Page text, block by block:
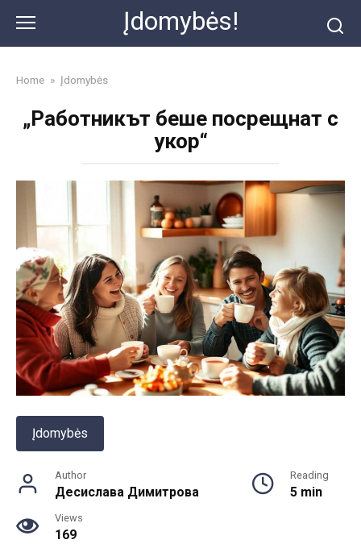
content
Įdomybės!
Home » Įdomybės
„Работникът беше посрещнат с
укор“
Įdomybės
Author
Десислава Димитрова
Reading
5 min
Views
169